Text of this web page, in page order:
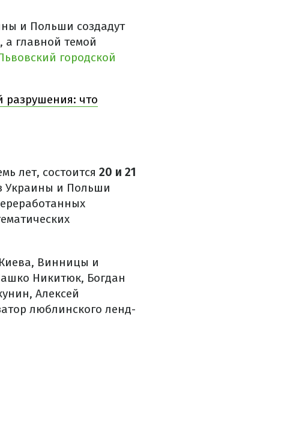
и Польши создадут
а главной темой
городской
разрушения: что
лет, состоится 20 и 21
Украины и Польши
Винницы и
Никитюк, Богдан
Алексей
люблинского ленд-